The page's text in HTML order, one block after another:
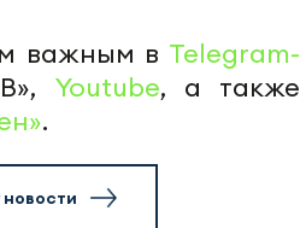
важным в Telegram-
Youtube, а также
.